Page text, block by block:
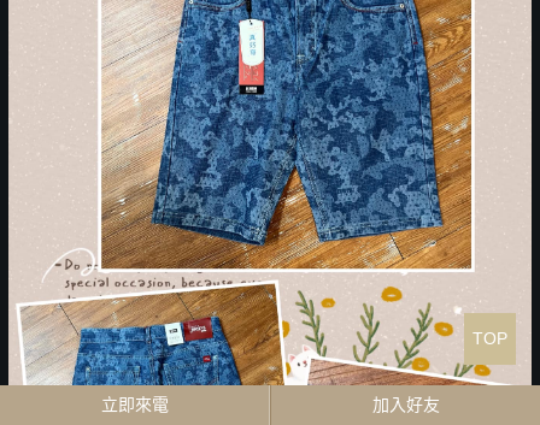
TOP
立即來電 加入好友